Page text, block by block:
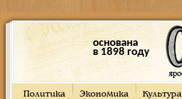
основана
в 1898 году
Политика Экономика Культура